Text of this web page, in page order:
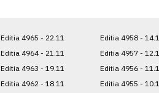
Editia 4965 - 22.11
Editia 4964 - 21.11
Editia 4963 - 19.11
Editia 4962 - 18.11
Editia 4958 -
Editia 4957 -
Editia 4956 -
Editia 4955 -